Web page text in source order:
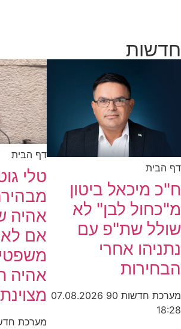
חדשות
דף הבית
ח"כ מיכאל ביטון
מ"כחול לבן" לא
שולל שת"פ עם
נתניהו אחרי
הבחירות
מערכת חדשות 90
07.08.2026
18:28
דף הבית
טלי
אהיה
אם
אהיה
מערכת